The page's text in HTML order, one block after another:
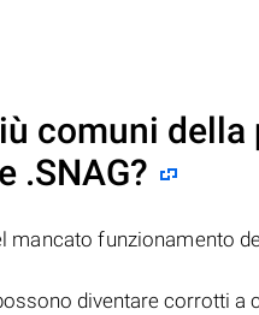
comuni
.SNAG?
mancato funzionamento
diventare corrotti a